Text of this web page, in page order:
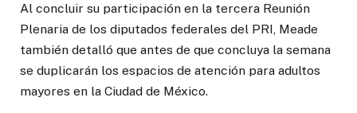
Al concluir su participación en la tercera Reunión
Plenaria de los diputados federales del PRI, Meade
también detalló que antes de que concluya la semana
se duplicarán los espacios de atención para adultos
mayores en la Ciudad de México.